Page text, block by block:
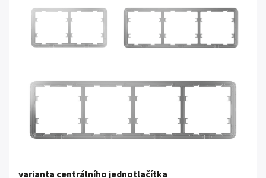
varianta centrálního jednotlačítka